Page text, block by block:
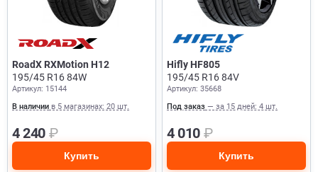
RoadX RXMotion H12
195/45 R16 84W
Артикул: 15144
В наличии в 5 магазинах: 20 шт.
4 240 ₽
Купить
Hifly HF805
195/45 R16 84V
Артикул: 35668
Под заказ — за 15 дней: 4 шт.
4 010 ₽
Купить